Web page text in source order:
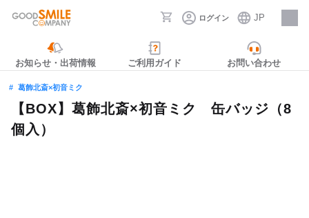
ログイン JP
採用情報
お知らせ・出荷情報 ご利用ガイド お問い合わせ
葛飾北斎×初音ミク
【BOX】葛飾北斎×初音ミク 缶バッジ（8
個入）